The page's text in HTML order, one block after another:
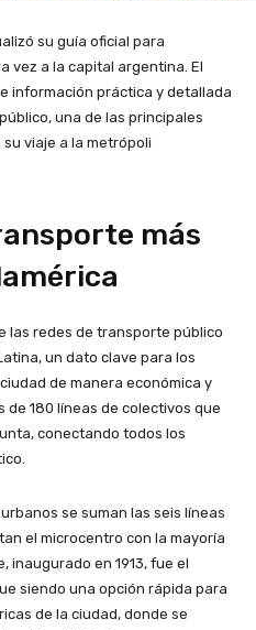
su guía oficial para
vez a la capital argentina. El
información práctica y detallada
una de las principales
viaje a la metrópoli
más
las redes de transporte público
un dato clave para los
de manera económica y
de 180 líneas de colectivos que
conectando todos los
se suman las seis líneas
el microcentro con la mayoría
inaugurado en 1913, fue el
siendo una opción rápida para
de la ciudad, donde se